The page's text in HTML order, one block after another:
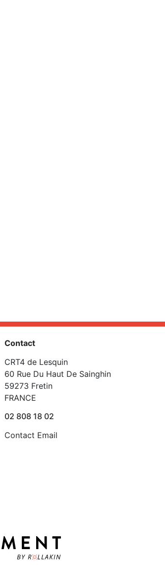
Contact
CRT4 de Lesquin
60 Rue Du Haut De Sainghin
59273 Fretin
FRANCE
02 808 18 02
Contact Email